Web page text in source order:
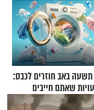
באב חוזרים לכבס:
שאתם חייבים
לעשות